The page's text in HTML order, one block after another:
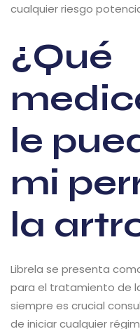
cualquier riesgo
¿Qué
le
mi
la
Librela se presenta
para el tratamiento de
siempre es crucial
de iniciar cualquier